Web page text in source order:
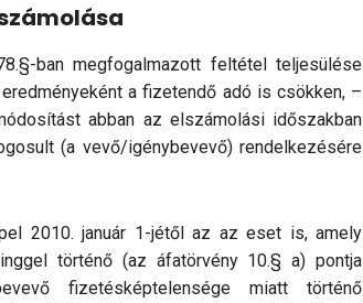
ban megfogalmazott feltétel teljesülése
a fizetendő adó is csökken, –
abban az elszámolási időszakban
(a vevő/igénybevevő) rendelkezésére
2010. január 1-jétől az az eset is, amely
történő (az áfatörvény 10.§ a) pontja
fizetésképtelensége miatt történő